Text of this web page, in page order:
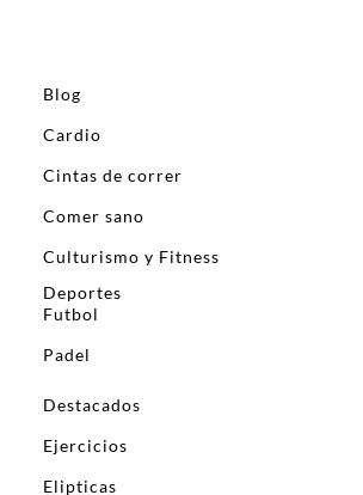
Blog
Cardio
Cintas de correr
Comer sano
Culturismo y Fitness
Deportes
Futbol
Padel
Destacados
Ejercicios
Elipticas